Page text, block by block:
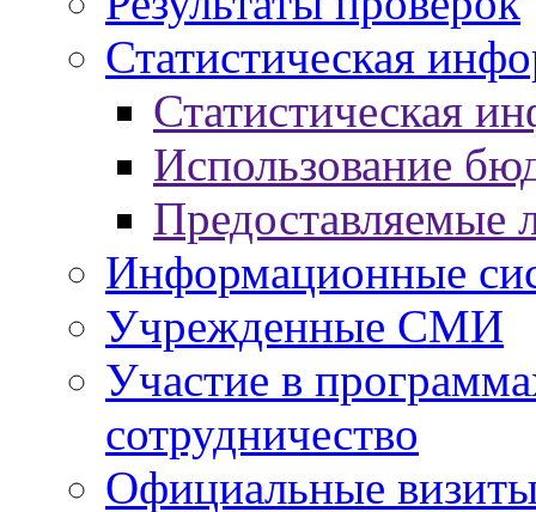
Статистическая
Статистическая
Использование
Предоставляемые
Информационные
Учрежденные СМИ
Участие в
сотрудничество
Официальные